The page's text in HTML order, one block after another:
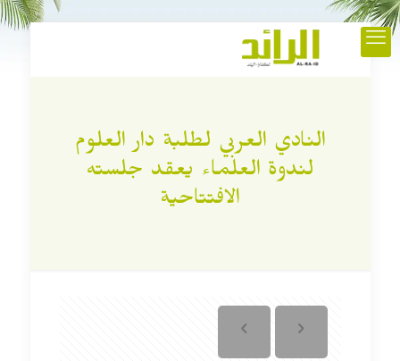
النادي العربي لطلبة دار العلوم
لندوة العلماء يعقد جلسته
الافتتاحية